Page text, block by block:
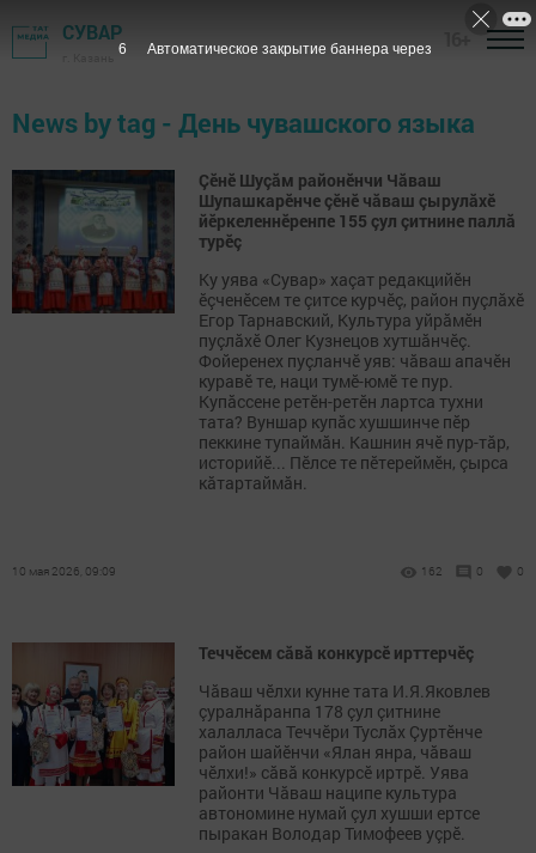
СУВАР
News by tag - День чувашского языка
Çӗнӗ Шуçăм районӗнчи Чăваш
Шупашкарӗнче çӗнӗ чăваш çырулăхӗ
йӗркеленнӗренпе 155 çул çитнине паллă
турӗç
Ку уява «Сувар» хаçат редакцийӗн
ӗçченӗсем те çитсе курчӗç, район пуçлăхӗ
Егор Тарнавский, Культура уйрăмӗн
пуçлăхӗ Олег Кузнецов хутшăнчӗç.
Фойеренех пуçланчӗ уяв: чăваш апачӗн
куравӗ те, наци тумӗ-юмӗ те пур.
Купăссене ретӗн-ретӗн лартса тухни
тата? Вуншар купăс хушшинче пӗр
пеккине тупаймăн. Кашнин ячӗ пур-тăр,
историйӗ... Пӗлсе те пӗтереймӗн, çырса
кăтартаймăн.
10 мая 2026, 09:09 162 0 0
Теччӗсем сăвă конкурсӗ ирттерчӗç
Чăваш чӗлхи кунне тата И.Я.Яковлев
çуралнăранпа 178 çул çитнине
халалласа Теччӗри Туслăх Çуртӗнче
район шайӗнчи «Ялан янра, чăваш
чӗлхи!» сăвă конкурсӗ иртрӗ. Уява
районти Чăваш наципе культура
автономине нумай çул хушши ертсе
пыракан Володар Тимофеев уçрӗ.
5 Автоматическое закрытие баннера через